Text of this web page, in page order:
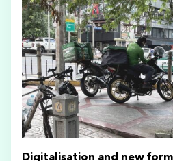
Digitalisation and new